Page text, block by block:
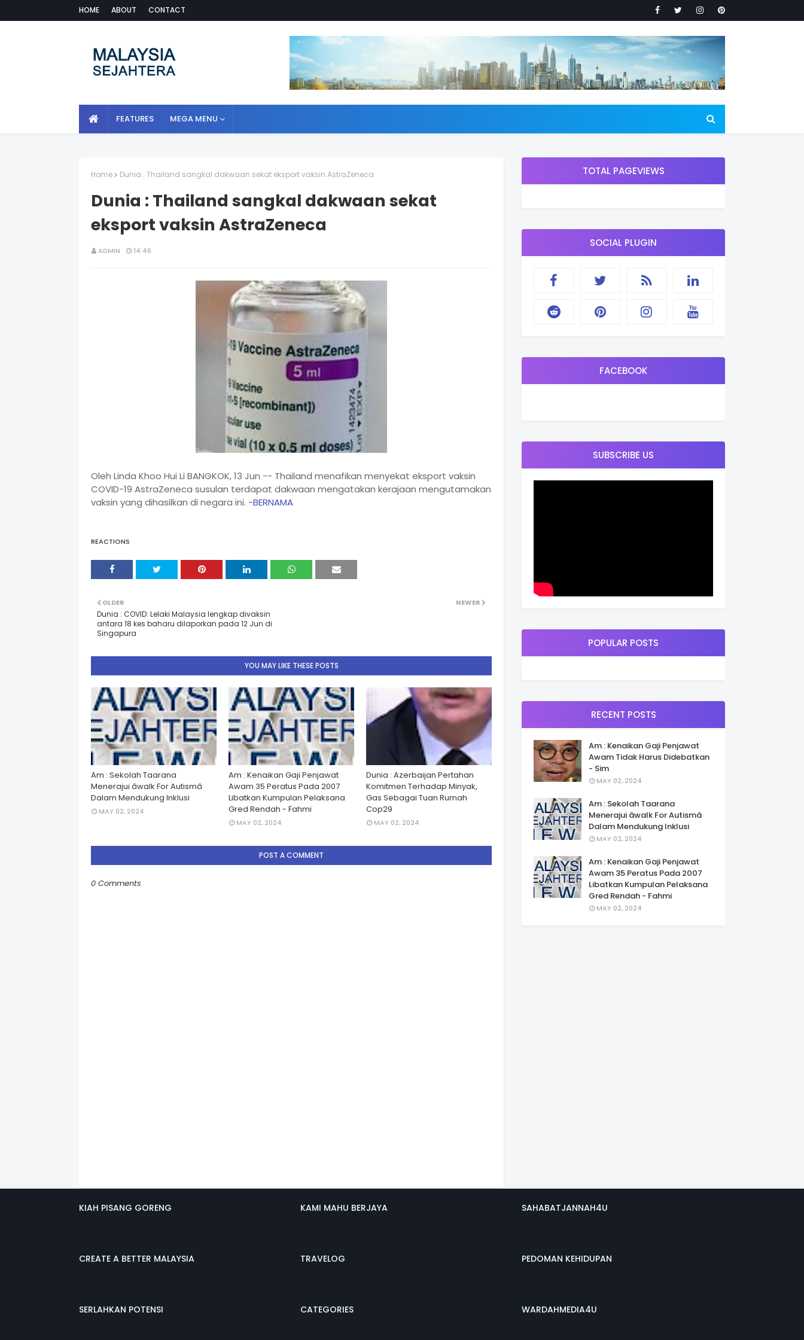
HOME ABOUT CONTACT
FEATURES MEGA MENU
Home Dunia : Thailand sangkal dakwaan sekat eksport vaksin AstraZeneca
Dunia : Thailand sangkal dakwaan sekat
eksport vaksin AstraZeneca
ADMIN 14:46
Oleh Linda Khoo Hui Li BANGKOK, 13 Jun -- Thailand menafikan menyekat eksport vaksin
COVID-19 AstraZeneca susulan terdapat dakwaan mengatakan kerajaan mengutamakan
vaksin yang dihasilkan di negara ini. -BERNAMA
REACTIONS
NEWER
OLDER
Dunia : COVID: Lelaki Malaysia lengkap divaksin
antara 18 kes baharu dilaporkan pada 12 Jun di
Singapura
YOU MAY LIKE THESE POSTS
Am : Sekolah Taarana
Menerajui âwalk For Autismâ
Dalam Mendukung Inklusi
MAY 02, 2024
Am : Kenaikan Gaji Penjawat
Awam 35 Peratus Pada 2007
Libatkan Kumpulan Pelaksana
Gred Rendah - Fahmi
MAY 02, 2024
Dunia : Azerbaijan Pertahan
Komitmen Terhadap Minyak,
Gas Sebagai Tuan Rumah
Cop29
MAY 02, 2024
POST A COMMENT
0 Comments
TOTAL PAGEVIEWS
SOCIAL PLUGIN
FACEBOOK
SUBSCRIBE US
POPULAR POSTS
RECENT POSTS
Am : Kenaikan Gaji Penjawat
Awam Tidak Harus Didebatkan
- Sim
MAY 02, 2024
Am : Sekolah Taarana
Menerajui âwalk For Autismâ
Dalam Mendukung Inklusi
MAY 02, 2024
Am : Kenaikan Gaji Penjawat
Awam 35 Peratus Pada 2007
Libatkan Kumpulan Pelaksana
Gred Rendah - Fahmi
MAY 02, 2024
KIAH PISANG GORENG
CREATE A BETTER MALAYSIA
SERLAHKAN POTENSI
KAMI MAHU BERJAYA
TRAVELOG
CATEGORIES
SAHABATJANNAH4U
PEDOMAN KEHIDUPAN
WARDAHMEDIA4U